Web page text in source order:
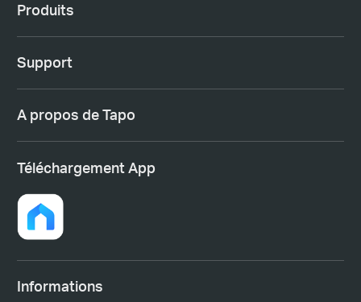
Produits
Support
A propos de Tapo
Téléchargement App
Informations